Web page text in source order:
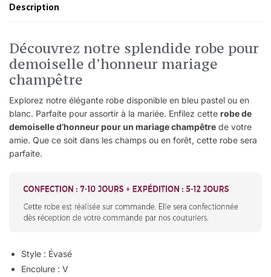
Description
Découvrez notre splendide robe pour
demoiselle d’honneur mariage
champêtre
Explorez notre élégante robe disponible en bleu pastel ou en
blanc. Parfaite pour assortir à la mariée. Enfilez cette robe de
demoiselle d’honneur pour un mariage champêtre de votre
amie. Que ce soit dans les champs ou en forêt, cette robe sera
parfaite.
Style : Évasé
Encolure : V